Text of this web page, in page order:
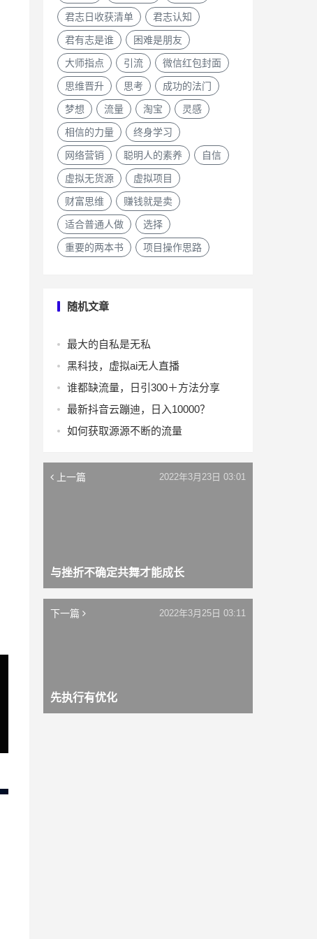
君志日收获清单 君志认知
君有志是谁 困难是朋友
大师指点 引流 微信红包封面
思维晋升 思考 成功的法门
梦想 流量 淘宝 灵感
相信的力量 终身学习
网络营销 聪明人的素养 自信
虚拟无货源 虚拟项目
财富思维 赚钱就是卖
适合普通人做 选择
重要的两本书 项目操作思路
随机文章
最大的自私是无私
黑科技，虚拟ai无人直播
谁都缺流量，日引300＋方法分享
最新抖音云蹦迪，日入10000？
如何获取源源不断的流量
上一篇
与挫折不确定共舞才能成长
2022年3月23日 03:01
下一篇
先执行有优化
2022年3月25日 03:11